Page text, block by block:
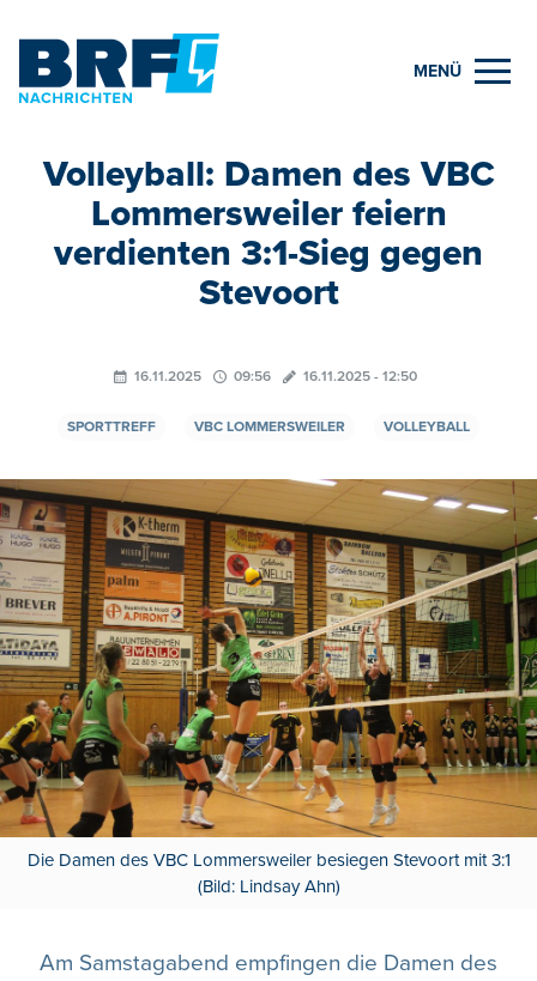
MENÜ
Volleyball: Damen des VBC
Lommersweiler feiern
verdienten 3:1-Sieg gegen
Stevoort
16.11.2025 09:56 16.11.2025 - 12:50
SPORTTREFF VBC LOMMERSWEILER VOLLEYBALL
Die Damen des VBC Lommersweiler besiegen Stevoort mit 3:1
(Bild: Lindsay Ahn)
Am Samstagabend empfingen die Damen des